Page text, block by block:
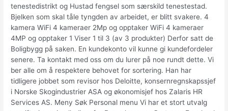
tenestedistrikt og Hustad fengsel som særskild tenestestad.
Bjelken som skal tåle tyngden av arbeidet, er blitt svakere. 4
kamera WiFi 4 kameraer 2Mp og opptaker WiFi 4 kameraer
4MP og opptaker 1 Viser 1 til 3 (av 3 produkter) Derfor satt de
Boligbygg på saken. En kundekonto vil kunne gi kundefordeler
senere. Ta kontakt med oss om du lurer på noe rundt dette. Vi
ber alle om å respektere behovet for sortering. Han har
tidligere jobbet som revisor hos Deloitte, konsernregnskapssjef
i Norske Skogindustrier ASA og økonomisjef hos Zalaris HR
Services AS. Meny Søk Personal menu Vi har et stort utvalg